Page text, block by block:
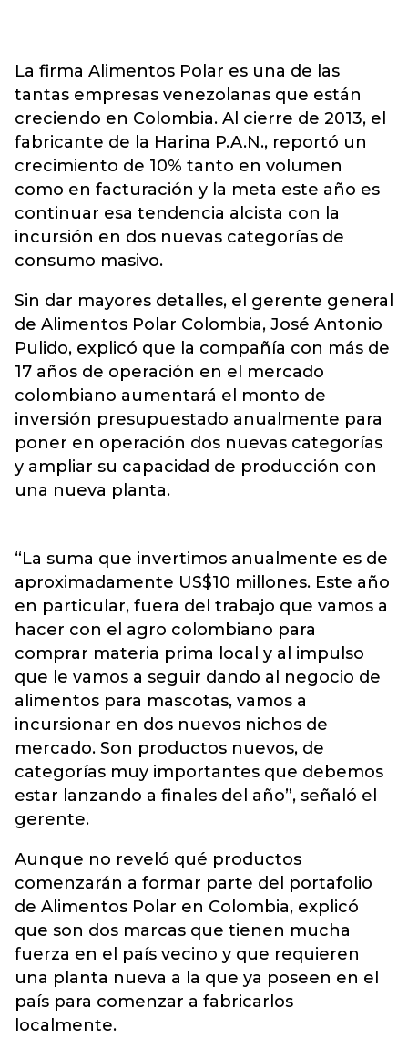
La firma Alimentos Polar es una de las
tantas empresas venezolanas que están
creciendo en Colombia. Al cierre de 2013, el
fabricante de la Harina P.A.N., reportó un
crecimiento de 10% tanto en volumen
como en facturación y la meta este año es
continuar esa tendencia alcista con la
incursión en dos nuevas categorías de
consumo masivo.
Sin dar mayores detalles, el gerente general
de Alimentos Polar Colombia, José Antonio
Pulido, explicó que la compañía con más de
17 años de operación en el mercado
colombiano aumentará el monto de
inversión presupuestado anualmente para
poner en operación dos nuevas categorías
y ampliar su capacidad de producción con
una nueva planta.
“La suma que invertimos anualmente es de
aproximadamente US$10 millones. Este año
en particular, fuera del trabajo que vamos a
hacer con el agro colombiano para
comprar materia prima local y al impulso
que le vamos a seguir dando al negocio de
alimentos para mascotas, vamos a
incursionar en dos nuevos nichos de
mercado. Son productos nuevos, de
categorías muy importantes que debemos
estar lanzando a finales del año”, señaló el
gerente.
Aunque no reveló qué productos
comenzarán a formar parte del portafolio
de Alimentos Polar en Colombia, explicó
que son dos marcas que tienen mucha
fuerza en el país vecino y que requieren
una planta nueva a la que ya poseen en el
país para comenzar a fabricarlos
localmente.